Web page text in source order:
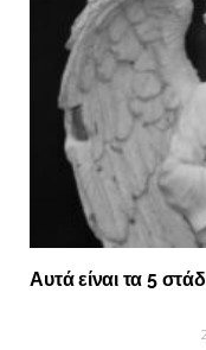
Αυτά είναι τα 5